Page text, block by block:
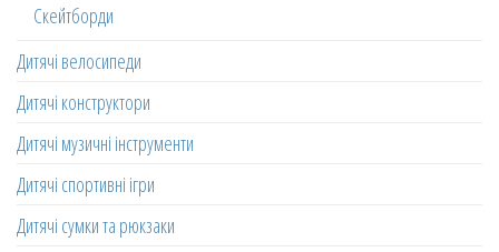
Скейтборди
Дитячі велосипеди
Дитячі конструктори
Дитячі музичні інструменти
Дитячі спортивні ігри
Дитячі сумки та рюкзаки